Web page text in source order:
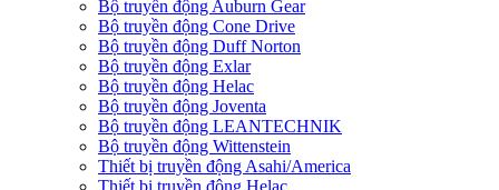
Bộ truyền động Auburn Gear
Bộ truyền động Cone Drive
Bộ truyền động Duff Norton
Bộ truyền động Exlar
Bộ truyền động Helac
Bộ truyền động Joventa
Bộ truyền động LEANTECHNIK
Bộ truyền động Wittenstein
Thiết bị truyền động Asahi/America
Thiết bị truyền động Helac